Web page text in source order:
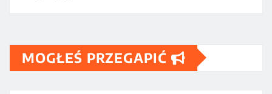
MOGŁEŚ PRZEGAPIĆ